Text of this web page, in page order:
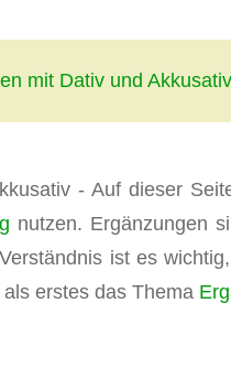
mit Dativ und Akkusativ
- Auf dieser
nutzen. Ergänzungen
ist es
erstes das Thema